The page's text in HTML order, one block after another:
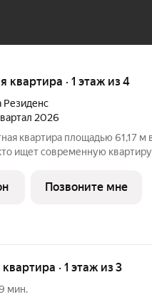
квартира · 1 этаж из 4
2026
квартира площадью 61,17 м
окна дают больше
Позвоните мне
квартира · 1 этаж из 3
мин.